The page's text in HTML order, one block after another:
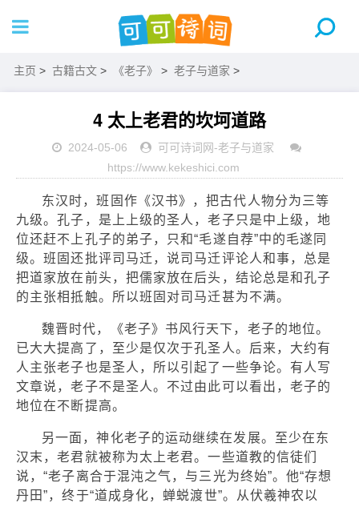
主页 > 古籍古文 > 《老子》 > 老子与道家 >
4 太上老君的坎坷道路
2024-05-06 可可诗词网-老子与道家
https://www.kekeshici.com
东汉时，班固作《汉书》，把古代人物分为三等
九级。孔子，是上上级的圣人，老子只是中上级，地
位还赶不上孔子的弟子，只和“毛遂自荐”中的毛遂同
级。班固还批评司马迁，说司马迁评论人和事，总是
把道家放在前头，把儒家放在后头，结论总是和孔子
的主张相抵触。所以班固对司马迁甚为不满。
魏晋时代，《老子》书风行天下，老子的地位。
已大大提高了，至少是仅次于孔圣人。后来，大约有
人主张老子也是圣人，所以引起了一些争论。有人写
文章说，老子不是圣人。不过由此可以看出，老子的
地位在不断提高。
另一面，神化老子的运动继续在发展。至少在东
汉末，老君就被称为太上老君。一些道教的信徒们
说，“老子离合于混沌之气，与三光为终始”。他“存想
丹田”，终于“道成身化，蝉蜕渡世”。从伏羲神农以